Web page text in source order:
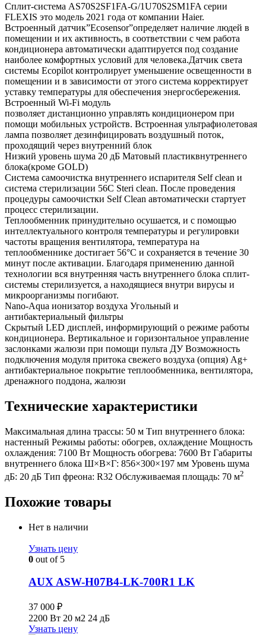
Сплит-система AS70S2SF1FA-G/1U70S2SM1FA серии
FLEXIS это модель 2021 года от компании Haier.
Встроенный датчик”Ecosensor”определяет наличие людей в
помещении и их активность, в соответствии с чем работа
кондиционера автоматически адаптируется под создание
наиболее комфортных условий для человека.Датчик света
системы Ecopilot контролирует уменьшение освещенности в
помещении и в зависимости от этого система корректирует
уставку температуры для обеспечения энергосбережения.
Встроенный Wi-Fi модуль
позволяет дистанционно управлять кондиционером при
помощи мобильных устройств. Встроенная ультрафиолетовая
лампа позволяет дезинфицировать воздушный поток,
проходящий через внутренний блок
Низкий уровень шума 20 дБ Матовый пластиквнутреннего
блока(кроме GOLD)
Система самоочистка внутреннего испарителя Self clean и
система стерилизации 56С Steri clean. После проведения
процедуры самоочистки Self Clean автоматически стартует
процесс стерилизации.
Теплообменник принудительно осушается, и с помощью
интеллектуального контроля температуры и регулировки
частоты вращения вентилятора, температура на
теплообменнике достигает 56°С и сохраняется в течение 30
минут после активации. Благодаря применению данной
технологии вся внутренняя часть внутреннего блока сплит-
системы стерилизуется, а находящиеся внутри вирусы и
микроорганизмы погибают.
Nano-Aqua ионизатор воздуха Угольный и
антибактериальный фильтры
Скрытый LED дисплей, информирующий о режиме работы
кондиционера. Вертикальное и горизонтальное управление
заслонками жалюзи при помощи пульта ДУ Возможность
подключения модуля притока свежего воздуха (опция) Ag+
антибактериальное покрытие теплообменника, вентилятора,
дренажного поддона, жалюзи
Технические характеристики
Максимальная длина трассы: 50 м Тип внутреннего блока:
настенный Режимы работы: обогрев, охлаждение Мощность
охлаждения: 7100 Вт Мощность обогрева: 7600 Вт Габариты
внутреннего блока Ш×В×Г: 856×300×197 мм Уровень шума
дБ: 20 дБ Тип фреона: R32 Обслуживаемая площадь: 70 м2
Похожие товары
Нет в наличии
Узнать цену
0 out of 5
AUX ASW-H07B4-LK-700R1 LK
37 000 ₽
2200 Вт 20 м2 24 дБ
Узнать цену